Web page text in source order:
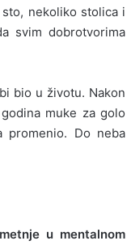
nekoliko stolica i
svim dobrotvorima
bio u životu. Nakon
muke za golo
promenio. Do neba
u mentalnom